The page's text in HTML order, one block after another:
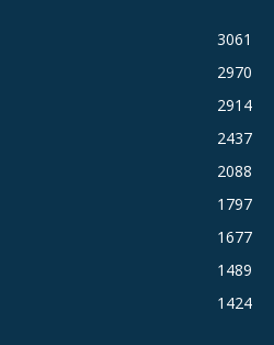
3061
2970
2914
2437
2088
1797
1677
1489
1424